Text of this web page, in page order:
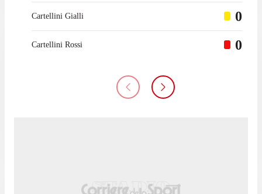
Cartellini Gialli 0
Cartellini Rossi 0